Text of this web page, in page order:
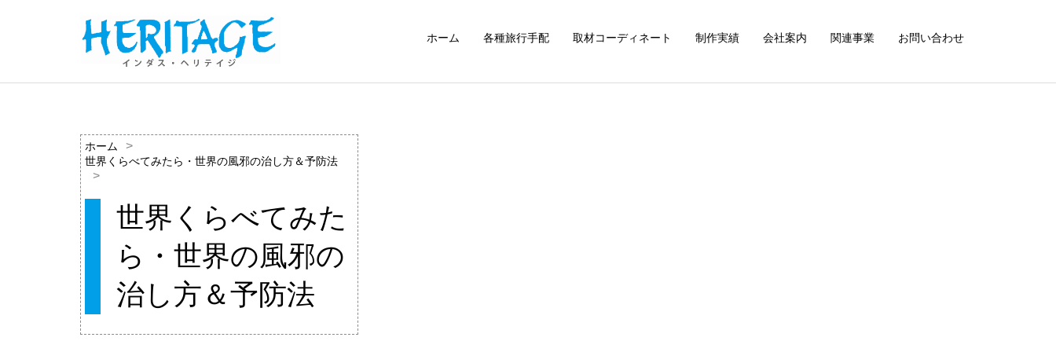
ホーム 各種旅行手配 取材コーディネート 制作実績 会社案内 関連事業 お問い合わせ
ホーム
世界くらべてみたら・世界の風邪の治し方＆予防法
世界くらべてみた
ら・世界の風邪の
治し方＆予防法